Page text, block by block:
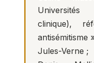
clinique),
antisémitisme
Jules-Verne ;